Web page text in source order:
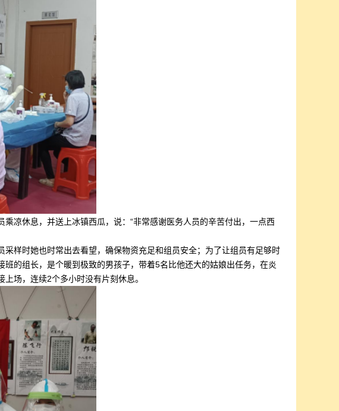
凉休息，并送上冰镇西瓜，说：“非常感谢医务人员的辛苦付出，一点西
样时她也时常出去看望，确保物资充足和组员安全；为了让组员有足够时
的组长，是个暖到极致的男孩子，带着5名比他还大的姑娘出任务，在炎
场，连续2个多小时没有片刻休息。